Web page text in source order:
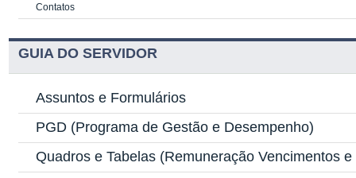
Contatos
GUIA DO SERVIDOR
Assuntos e Formulários
PGD (Programa de Gestão e Desempenho)
Quadros e Tabelas (Remuneração Vencimentos